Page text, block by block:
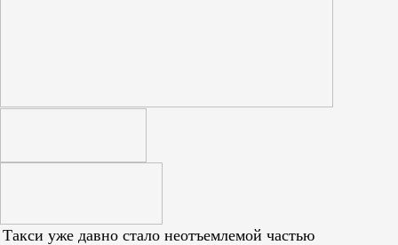
Такси уже давно стало неотъемлемой частью